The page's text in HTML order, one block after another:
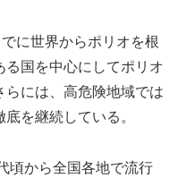
に世界からポリオを根
国を中心にしてポリオ
らには、高危険地域では
を継続している。
頃から全国各地で流行